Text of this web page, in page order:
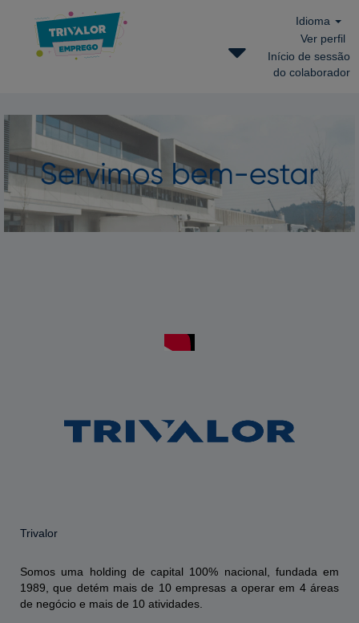
Idioma
Ver perfil
Início de sessão
do colaborador
Trivalor
Somos uma holding de capital 100% nacional, fundada em
1989, que detém mais de 10 empresas a operar em 4 áreas
de negócio e mais de 10 atividades.